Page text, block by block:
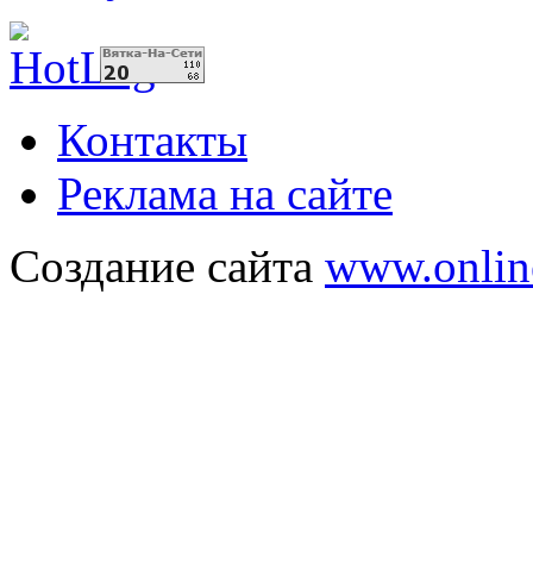
Контакты
Реклама на сайте
Создание сайта